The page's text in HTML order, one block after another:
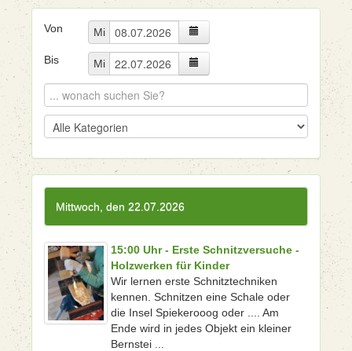
Von Mi
Bis Mi
Mittwoch, den 22.07.2026
15:00 Uhr - Erste Schnitzversuche -
Holzwerken für Kinder
Wir lernen erste Schnitztechniken
kennen. Schnitzen eine Schale oder
die Insel Spiekerooog oder .... Am
Ende wird in jedes Objekt ein kleiner
Bernstei ...